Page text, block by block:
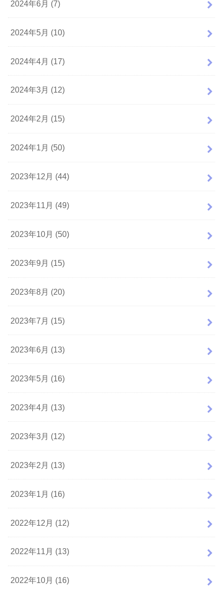
2024年6月 (7)
2024年5月 (10)
2024年4月 (17)
2024年3月 (12)
2024年2月 (15)
2024年1月 (50)
2023年12月 (44)
2023年11月 (49)
2023年10月 (50)
2023年9月 (15)
2023年8月 (20)
2023年7月 (15)
2023年6月 (13)
2023年5月 (16)
2023年4月 (13)
2023年3月 (12)
2023年2月 (13)
2023年1月 (16)
2022年12月 (12)
2022年11月 (13)
2022年10月 (16)